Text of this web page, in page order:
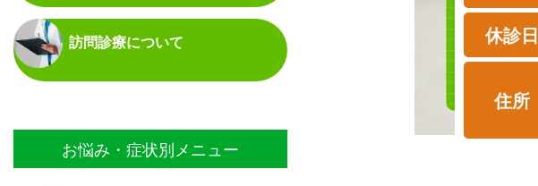
休診日
住所
訪問診療について
お悩み・症状別メニュー